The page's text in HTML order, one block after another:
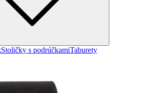
Stoličky s podrúčkamiTaburety